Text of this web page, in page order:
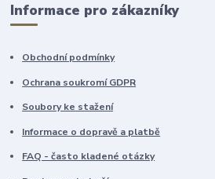
Informace pro zákazníky
Obchodní podmínky
Ochrana soukromí GDPR
Soubory ke stažení
Informace o dopravě a platbě
FAQ - často kladené otázky